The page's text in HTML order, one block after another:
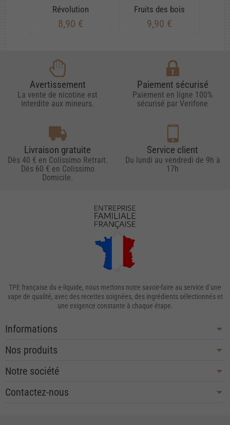
Révolution
8,90 €
Fruits des bois
9,90 €
Avertissement
La vente de nicotine est
interdite aux mineurs.
Paiement sécurisé
Paiement en ligne 100%
sécurisé par Verifone
Livraison gratuite
Dès 40 € en Colissimo Retrait.
Dès 60 € en Colissimo
Domicile.
Service client
Du lundi au vendredi de 9h à
17h
TPE française du e-liquide, nous mettons notre savoir-faire au service d’une
vape de qualité, avec des recettes soignées, des ingrédients sélectionnés et
une exigence constante à chaque étape.
Informations
Nos produits
Notre société
Contactez-nous